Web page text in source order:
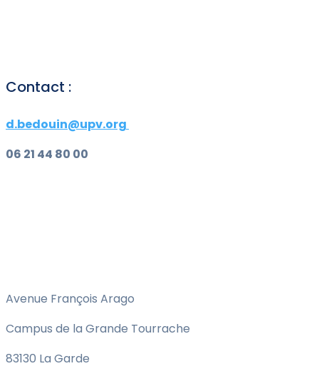
Contact :
d.bedouin@upv.org
06 21 44 80 00
Avenue François Arago
Campus de la Grande Tourrache
83130 La Garde